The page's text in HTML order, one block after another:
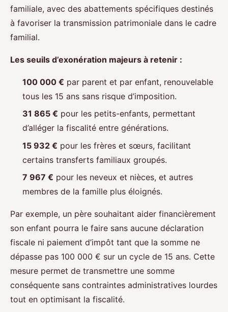
familiale, avec des abattements spécifiques destinés
à favoriser la transmission patrimoniale dans le cadre
familial.
Les seuils d’exonération majeurs à retenir :
100 000 € par parent et par enfant, renouvelable
tous les 15 ans sans risque d’imposition.
31 865 € pour les petits-enfants, permettant
d’alléger la fiscalité entre générations.
15 932 € pour les frères et sœurs, facilitant
certains transferts familiaux groupés.
7 967 € pour les neveux et nièces, et autres
membres de la famille plus éloignés.
Par exemple, un père souhaitant aider financièrement
son enfant pourra le faire sans aucune déclaration
fiscale ni paiement d’impôt tant que la somme ne
dépasse pas 100 000 € sur un cycle de 15 ans. Cette
mesure permet de transmettre une somme
conséquente sans contraintes administratives lourdes
tout en optimisant la fiscalité.